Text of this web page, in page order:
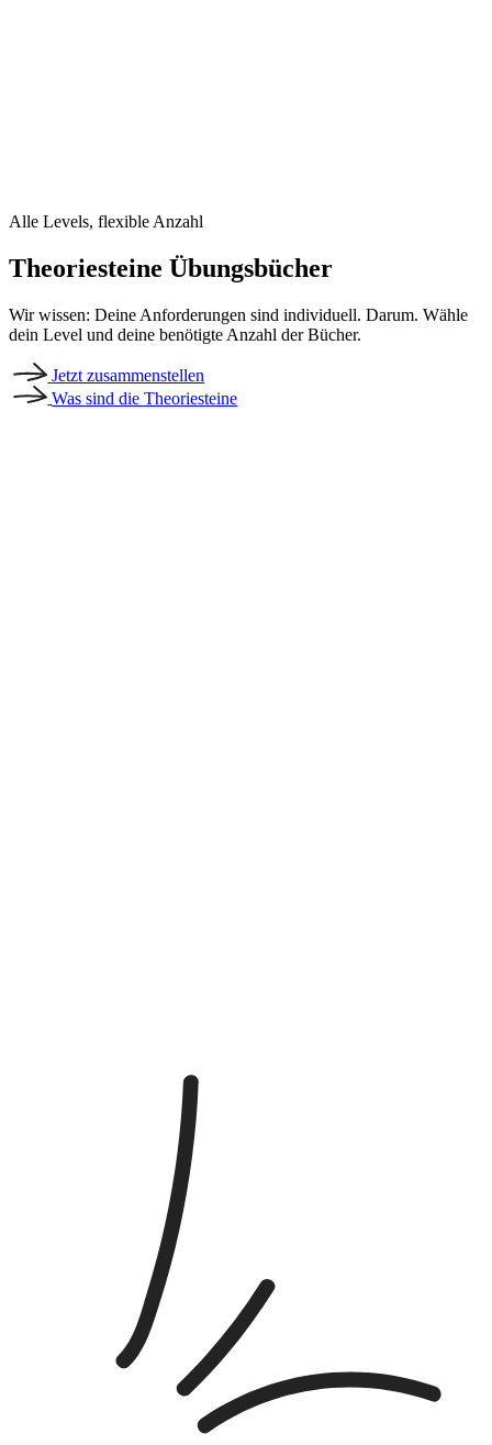
Alle Levels, flexible Anzahl
Theoriesteine Übungsbücher
Wir wissen: Deine Anforderungen sind individuell. Darum. Wähle
dein Level und deine benötigte Anzahl der Bücher.
Jetzt zusammenstellen
Was sind die Theoriesteine